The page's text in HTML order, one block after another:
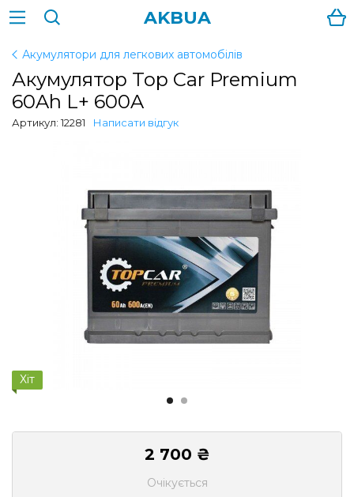
Акумулятори для легкових автомобілів
Акумулятор Top Car Premium
60Ah L+ 600A
Артикул: 12281 Написати відгук
Хіт
2 700 ₴
Очікується
AKBUA